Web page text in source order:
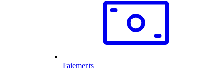
Paiements